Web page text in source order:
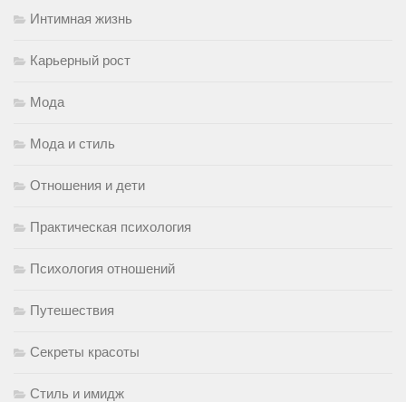
Интимная жизнь
Карьерный рост
Мода
Мода и стиль
Отношения и дети
Практическая психология
Психология отношений
Путешествия
Секреты красоты
Стиль и имидж